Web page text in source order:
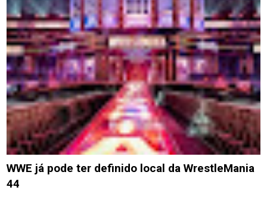
WWE já pode ter definido local da WrestleMania
44